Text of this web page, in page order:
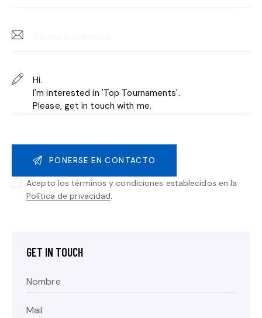
Acepto los términos y condiciones establecidos en la
Política de privacidad.
GET IN TOUCH